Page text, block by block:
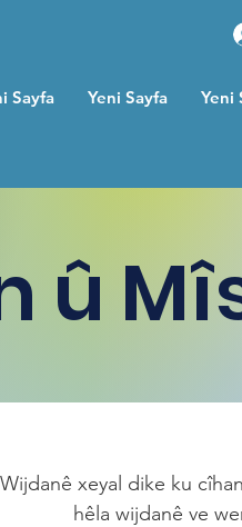
Sayfa Yeni Sayfa Yeni
û
xeyal dike ku
hêla wijdanê ve